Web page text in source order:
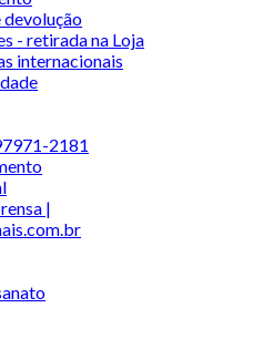
- retirada na Loja
internacionais
2181
|